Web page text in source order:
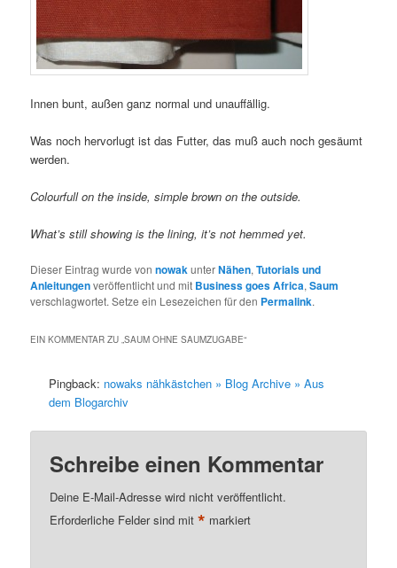
Innen bunt, außen ganz normal und unauffällig.
Was noch hervorlugt ist das Futter, das muß auch noch gesäumt
werden.
Colourfull on the inside, simple brown on the outside.
What’s still showing is the lining, it’s not hemmed yet.
Dieser Eintrag wurde vonnowakunterNähen,Tutorials und
Anleitungenveröffentlicht und mit Business goes Africa,Saum
verschlagwortet. Setze ein Lesezeichen für den Permalink.
EIN KOMMENTAR ZU „SAUM OHNE SAUMZUGABE“
Pingback: nowaks nähkästchen » Blog Archive » Aus
dem Blogarchiv
Schreibe einen Kommentar
Deine E-Mail-Adresse wird nicht veröffentlicht.
Erforderliche Felder sind mit* markiert